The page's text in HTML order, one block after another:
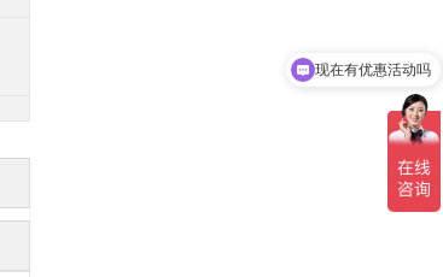
可以介绍下你们的产品么